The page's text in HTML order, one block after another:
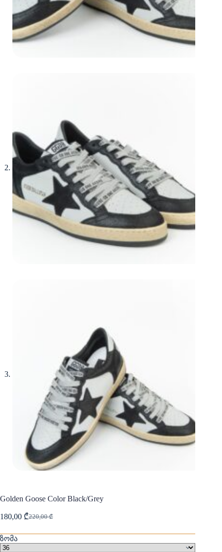
Golden Goose Color Black/Grey
220,00₾
Original
180,00 ₾Current
ზომა